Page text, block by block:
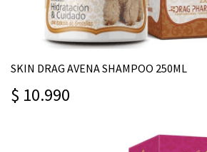
SKIN DRAG AVENA SHAMPOO 250ML
$ 10.990